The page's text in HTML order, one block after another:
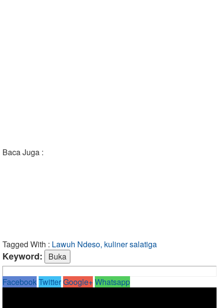
Baca Juga :
Tagged With : Lawuh Ndeso, kuliner salatiga
Keyword:
FacebookTwitterGoogle+Whatsapp